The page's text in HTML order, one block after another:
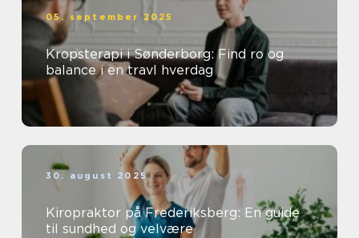
05. september 2025
Kropsterapi i Sønderborg: Find ro og
balance i en travl hverdag
30. august 2025
Kiropraktor på Frederiksberg: En guide
til sundhed og velvære